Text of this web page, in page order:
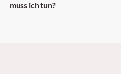
muss ich tun?